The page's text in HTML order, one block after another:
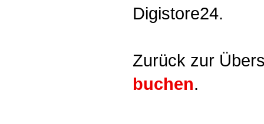
Digistore24.
Zurück zur
buchen.